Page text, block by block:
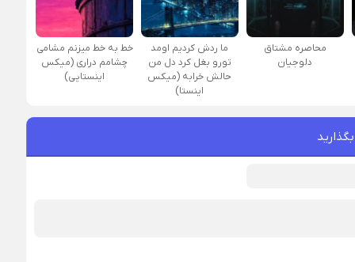
محاصره مشتاق
دلوجیان
ما ردش کردیم اومد
تورو بغل کرد دل من
حالش خرابه (میکس
اینستا)
خط به خط میزنم مشامی
چشامم دراری (میکس
اینستایی)